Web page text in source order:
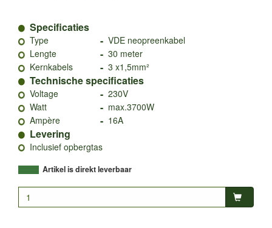
Specificaties
Type - VDE neopreenkabel
Lengte
- 30 meter
Kernkabels
- 3 x1,5mm²
Technische specificaties
Voltage - 230V
Watt
- max.3700W
Ampère
- 16A
Levering
Inclusief opbergtas
Artikel is direkt leverbaar